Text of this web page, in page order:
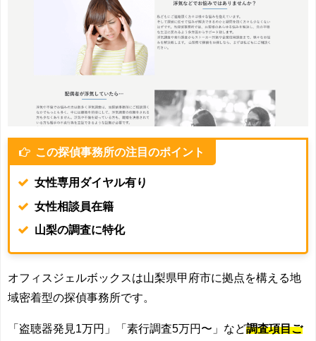
この探偵事務所の注目のポイント
女性専用ダイヤル有り
女性相談員在籍
山梨の調査に特化
オフィスジェルボックスは山梨県甲府市に拠点を構える地
域密着型の探偵事務所です。
「盗聴器発見1万円」「素行調査5万円〜」など調査項目ご